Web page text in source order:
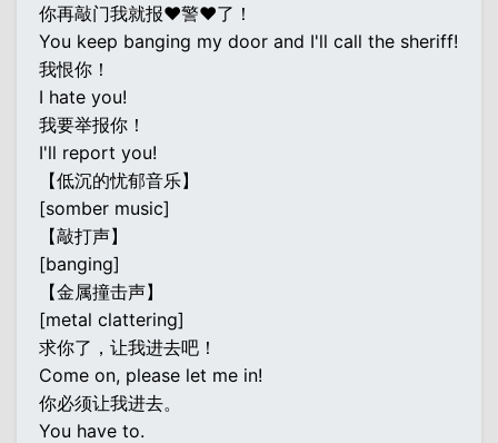
你再敲门我就报♥警♥了！
You keep banging my door and I'll call the sheriff!
我恨你！
I hate you!
我要举报你！
I'll report you!
【低沉的忧郁音乐】
[somber music]
【敲打声】
[banging]
【金属撞击声】
[metal clattering]
求你了，让我进去吧！
Come on, please let me in!
你必须让我进去。
You have to.